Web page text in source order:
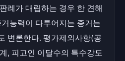
례가 대립하는 경우 한 견해
능력이 다투어지는 증거는
변론한다. 평가제외사항(공
, 피고인 이달수의 특수강도